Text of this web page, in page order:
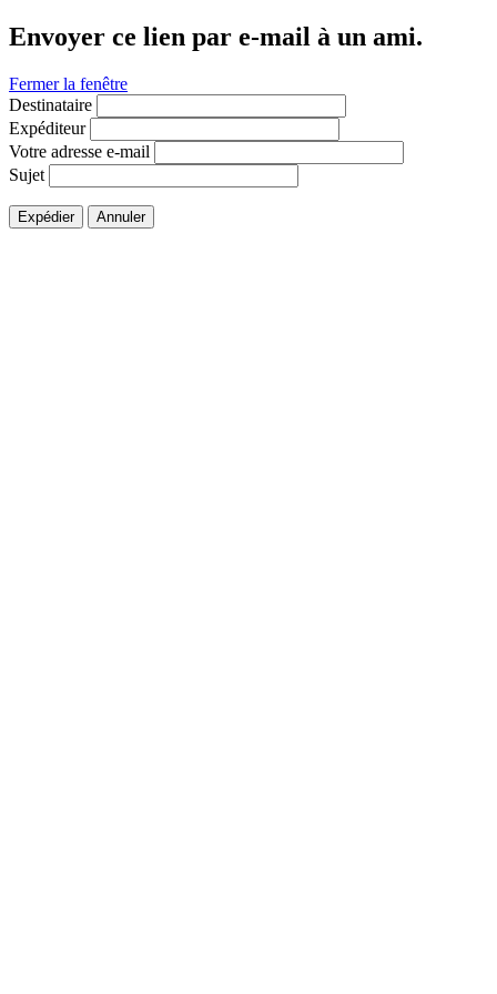
Envoyer ce lien par e-mail à un ami.
Fermer la fenêtre
Destinataire
Expéditeur
Votre adresse e-mail
Sujet
Expédier Annuler